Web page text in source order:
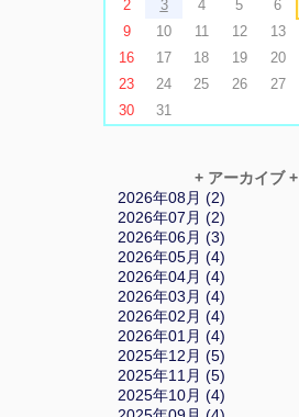
2 3 4 5 6
9
10 11 12 13
16
17 18 19 20
23
24 25 26 27
30
31
+ アーカイブ +
2026年08月 (2)
2026年07月 (2)
2026年06月 (3)
2026年05月 (4)
2026年04月 (4)
2026年03月 (4)
2026年02月 (4)
2026年01月 (4)
2025年12月 (5)
2025年11月 (5)
2025年10月 (4)